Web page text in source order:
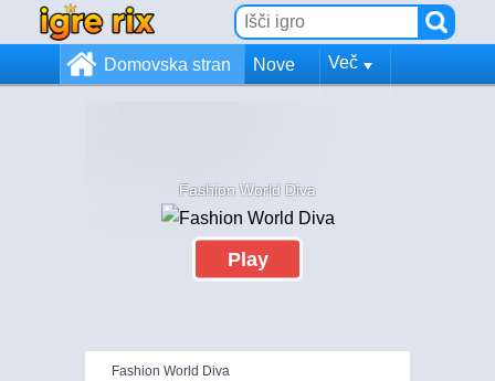
Domovska stran Nove Več
Fashion World Diva
Play
Fashion World Diva